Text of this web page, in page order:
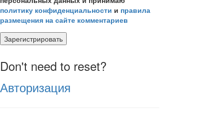
политику конфиденциальности и правила
размещения на сайте комментариев
Зарегистрировать
Don't need to reset?
Авторизация